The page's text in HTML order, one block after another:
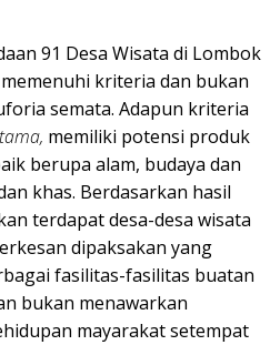
91 Desa Wisata di Lombok
kriteria dan bukan
semata. Adapun kriteria
memiliki potensi produk
berupa alam, budaya dan
khas. Berdasarkan hasil
terdapat desa-desa wisata
dipaksakan yang
fasilitas-fasilitas buatan
bukan menawarkan
mayarakat setempat